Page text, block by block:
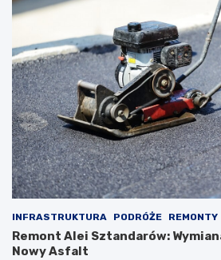
INFRASTRUKTURA PODRÓŻE REMONTY
Remont Alei Sztandarów:
Nowy Asfalt